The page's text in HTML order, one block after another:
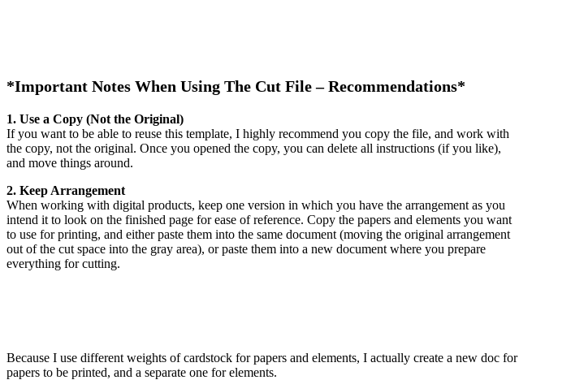
*Important Notes When Using The Cut File – Recommendations*
1. Use a Copy (Not the Original)
If you want to be able to reuse this template, I highly recommend you copy the file, and work with
the copy, not the original. Once you opened the copy, you can delete all instructions (if you like),
and move things around.
2. Keep Arrangement
When working with digital products, keep one version in which you have the arrangement as you
intend it to look on the finished page for ease of reference. Copy the papers and elements you want
to use for printing, and either paste them into the same document (moving the original arrangement
out of the cut space into the gray area), or paste them into a new document where you prepare
everything for cutting.
Because I use different weights of cardstock for papers and elements, I actually create a new doc for
papers to be printed, and a separate one for elements.